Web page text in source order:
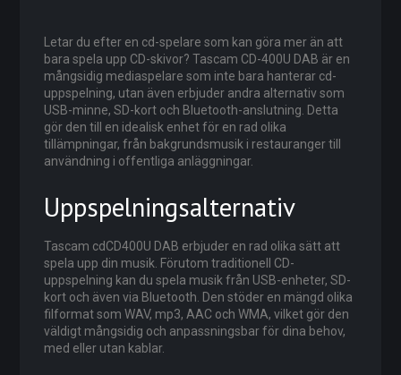
Letar du efter en cd-spelare som kan göra mer än att
bara spela upp CD-skivor? Tascam CD-400U DAB är en
mångsidig mediaspelare som inte bara hanterar cd-
uppspelning, utan även erbjuder andra alternativ som
USB-minne, SD-kort och Bluetooth-anslutning. Detta
gör den till en idealisk enhet för en rad olika
tillämpningar, från bakgrundsmusik i restauranger till
användning i offentliga anläggningar.
Uppspelningsalternativ
Tascam cdCD400U DAB erbjuder en rad olika sätt att
spela upp din musik. Förutom traditionell CD-
uppspelning kan du spela musik från USB-enheter, SD-
kort och även via Bluetooth. Den stöder en mängd olika
filformat som WAV, mp3, AAC och WMA, vilket gör den
väldigt mångsidig och anpassningsbar för dina behov,
med eller utan kablar.